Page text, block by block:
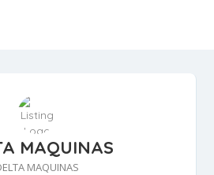
MAQUINAS
MAQUINAS